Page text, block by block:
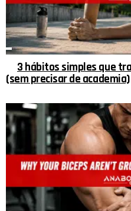
3 hábitos simples que
(sem precisar de academia)